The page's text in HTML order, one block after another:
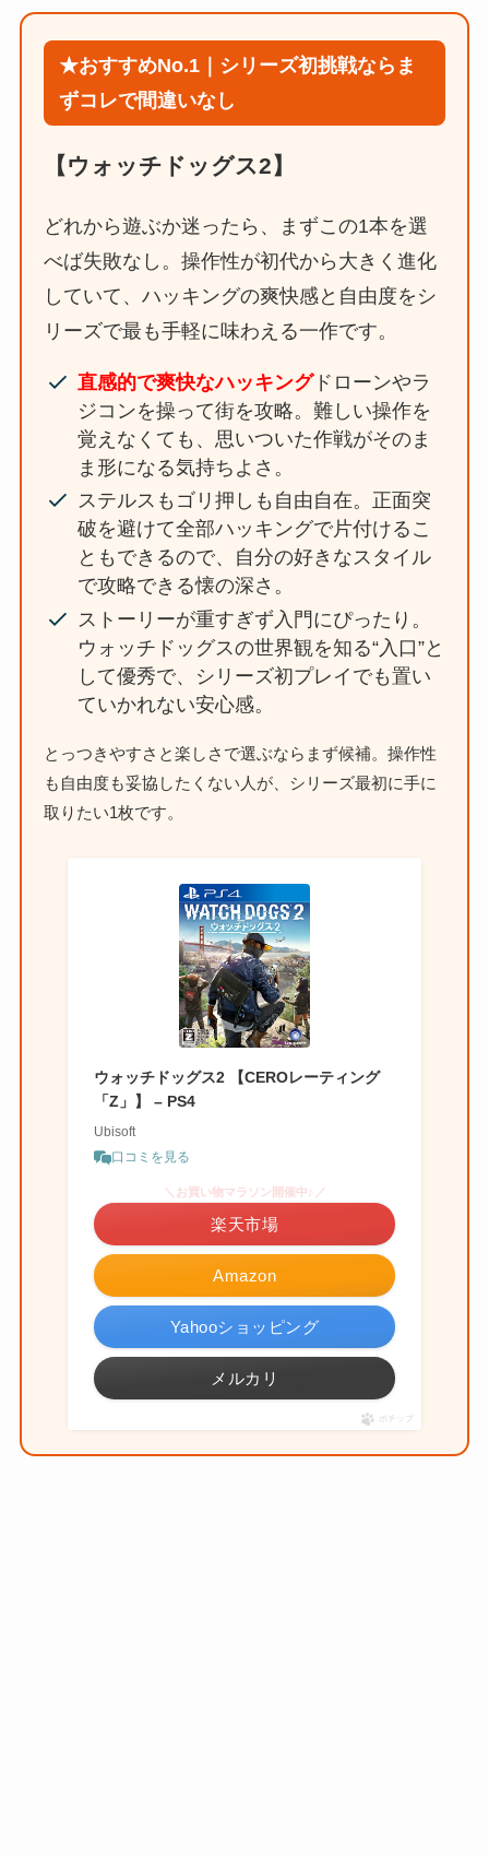
★おすすめNo.1｜シリーズ初挑戦ならま
ずコレで間違いなし
【ウォッチドッグス2】
どれから遊ぶか迷ったら、まずこの1本を選
べば失敗なし。操作性が初代から大きく進化
していて、ハッキングの爽快感と自由度をシ
リーズで最も手軽に味わえる一作です。
直感的で爽快なハッキングドローンやラ
ジコンを操って街を攻略。難しい操作を
覚えなくても、思いついた作戦がそのま
ま形になる気持ちよさ。
ステルスもゴリ押しも自由自在。正面突
破を避けて全部ハッキングで片付けるこ
ともできるので、自分の好きなスタイル
で攻略できる懐の深さ。
ストーリーが重すぎず入門にぴったり。
ウォッチドッグスの世界観を知る“入口”と
して優秀で、シリーズ初プレイでも置い
ていかれない安心感。
とっつきやすさと楽しさで選ぶならまず候補。操作性
も自由度も妥協したくない人が、シリーズ最初に手に
取りたい1枚です。
ウォッチドッグス2 【CEROレーティング
「Z」】 – PS4
Ubisoft
口コミを見る
Amazon
＼お買い物マラソン開催中♪／
楽天市場
Yahooショッピング
メルカリ
ポチップ